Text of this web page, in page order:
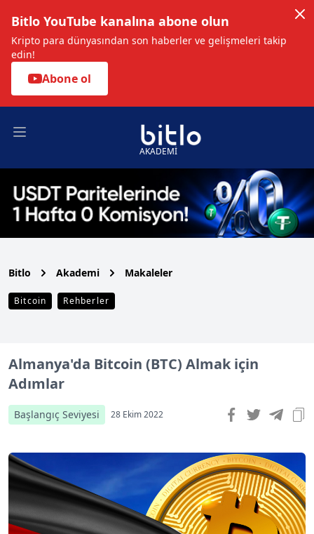
Bitlo YouTube kanalına abone olun
Kripto para dünyasından son haberler ve gelişmeleri takip
edin!
Abone ol
Open main menu
AKADEMİ
Bitlo Akademi Makaleler
Bitcoin Rehberler
Almanya'da Bitcoin (BTC) Almak için
Adımlar
Başlangıç Seviyesi 28 Ekim 2022